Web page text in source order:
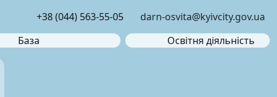
+38 (044) 563-55-05
darn-osvita@kyivcity.gov.ua
База Освітня діяльність